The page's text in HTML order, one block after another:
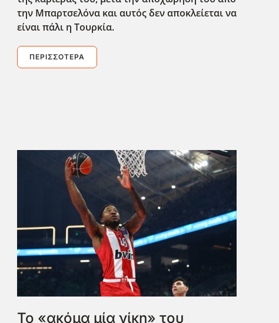
την Μπαρτσελόνα και αυτός δεν αποκλείεται να
είναι πάλι η Τουρκία.
ΠΕΡΙΣΣΌΤΕΡΑ
Το «ακόμα μία νίκη» του